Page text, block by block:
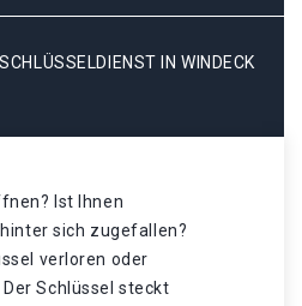
IN WINDECK
Ist Ihnen
sich zugefallen?
verloren oder
Schlüssel steckt